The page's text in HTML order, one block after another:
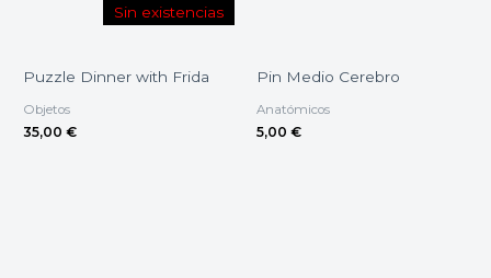
Sin existencias
Puzzle Dinner with Frida
Objetos
35,00 €
Pin Medio Cerebro
Anatómicos
5,00 €